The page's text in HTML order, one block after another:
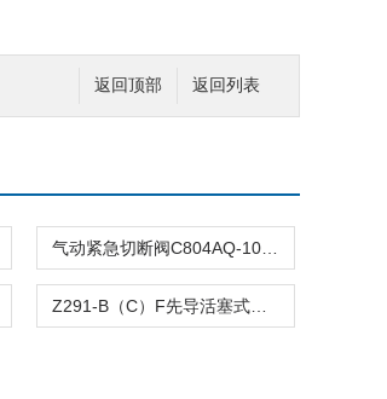
返回列表
返回顶部